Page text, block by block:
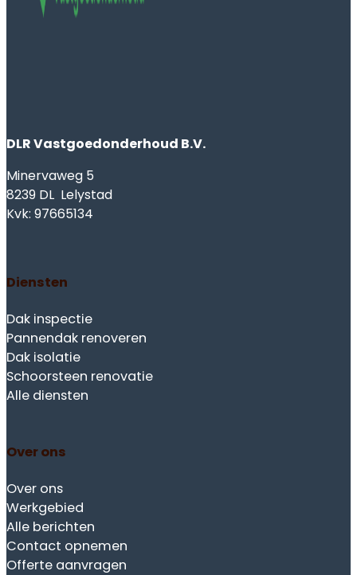
DLR Vastgoedonderhoud B.V.
Minervaweg 5
8239 DL Lelystad
Kvk: 97665134
Diensten
Dak inspectie
Pannendak renoveren
Dak isolatie
Schoorsteen renovatie
Alle diensten
Over ons
Over ons
Werkgebied
Alle berichten
Contact opnemen
Offerte aanvragen